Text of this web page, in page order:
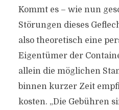
Kommt es – wie nun
Störungen dieses
also theoretisch eine
Eigentümer der
allein die möglichen
binnen kurzer Zeit
kosten. „Die Gebühren